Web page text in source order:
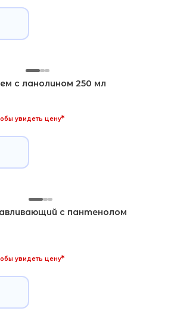
с ланолином 250 мл
увидеть цену*
с пантенолом
увидеть цену*